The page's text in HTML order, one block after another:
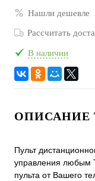
Нашли дешевле
Рассчитать
В наличии
ОПИСАНИЕ
Пульт
управления любым
пульта от Вашего